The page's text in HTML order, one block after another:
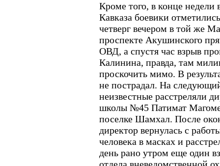
Кроме того, в конце недели
Кавказа боевики
четверг вечером в той же
проспекте Акушинского
ОВД, а спустя час взрыв
Калинина, правда, там
проскочить мимо. В
не пострадал. На
неизвестные расстреляли
школы №45 Патимат
поселке Шамхал. После
директор вернулась с
человека в масках и
день рано утром еще один